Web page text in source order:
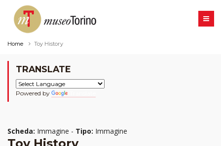
Home Toy History
TRANSLATE
Powered by
Scheda: Immagine - Tipo: Immagine